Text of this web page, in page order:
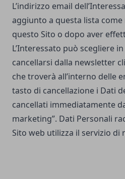
L’indirizzo email
aggiunto a questa lista
questo Sito o dopo aver
L’Interessato può scegliere
cancellarsi dalla newsletter
che troverà all’interno delle
tasto di cancellazione i Dati
cancellati immediatamente
marketing”. Dati Personali
Sito web utilizza il servizio